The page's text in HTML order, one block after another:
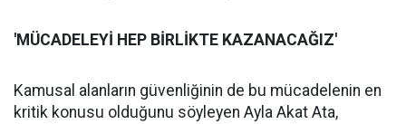
'MÜCADELEYİ HEP Bİ RLİ KTE KAZANACAĞ IZ'
Kamusal alanların güvenliğinin de bu mücadelenin en
kritik konusu olduğunu söyleyen Ayla Akat Ata,